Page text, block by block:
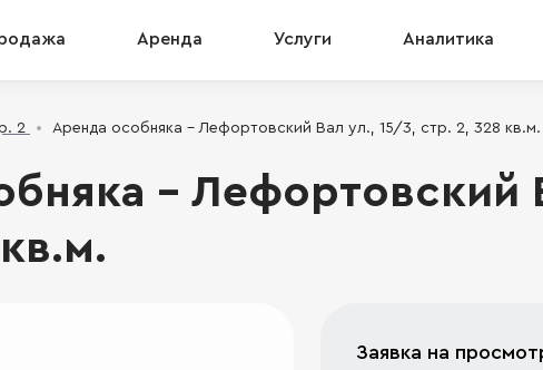
Аренда Услуги Аналитика
2 Аренда особняка - Лефортовский Вал ул., 15/3, стр. 2, 328 кв.м.
- Лефортовский
Заявка на